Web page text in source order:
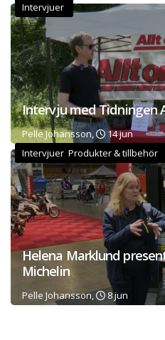
Intervjuer
Intervju med Tidningen
Pelle Johansson,
14 jun
Intervjuer Produkter & tillbehör
Helena Marklund
Michelin
Pelle Johansson, 8 jun